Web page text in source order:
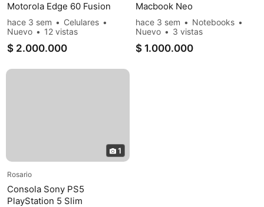
Motorola Edge 60 Fusion
hace 3 sem
Celulares
Nuevo
12 vistas
$ 2.000.000
Macbook Neo
hace 3 sem
Notebooks
Nuevo
3 vistas
$ 1.000.000
1
Rosario
Consola Sony PS5
PlayStation 5 Slim